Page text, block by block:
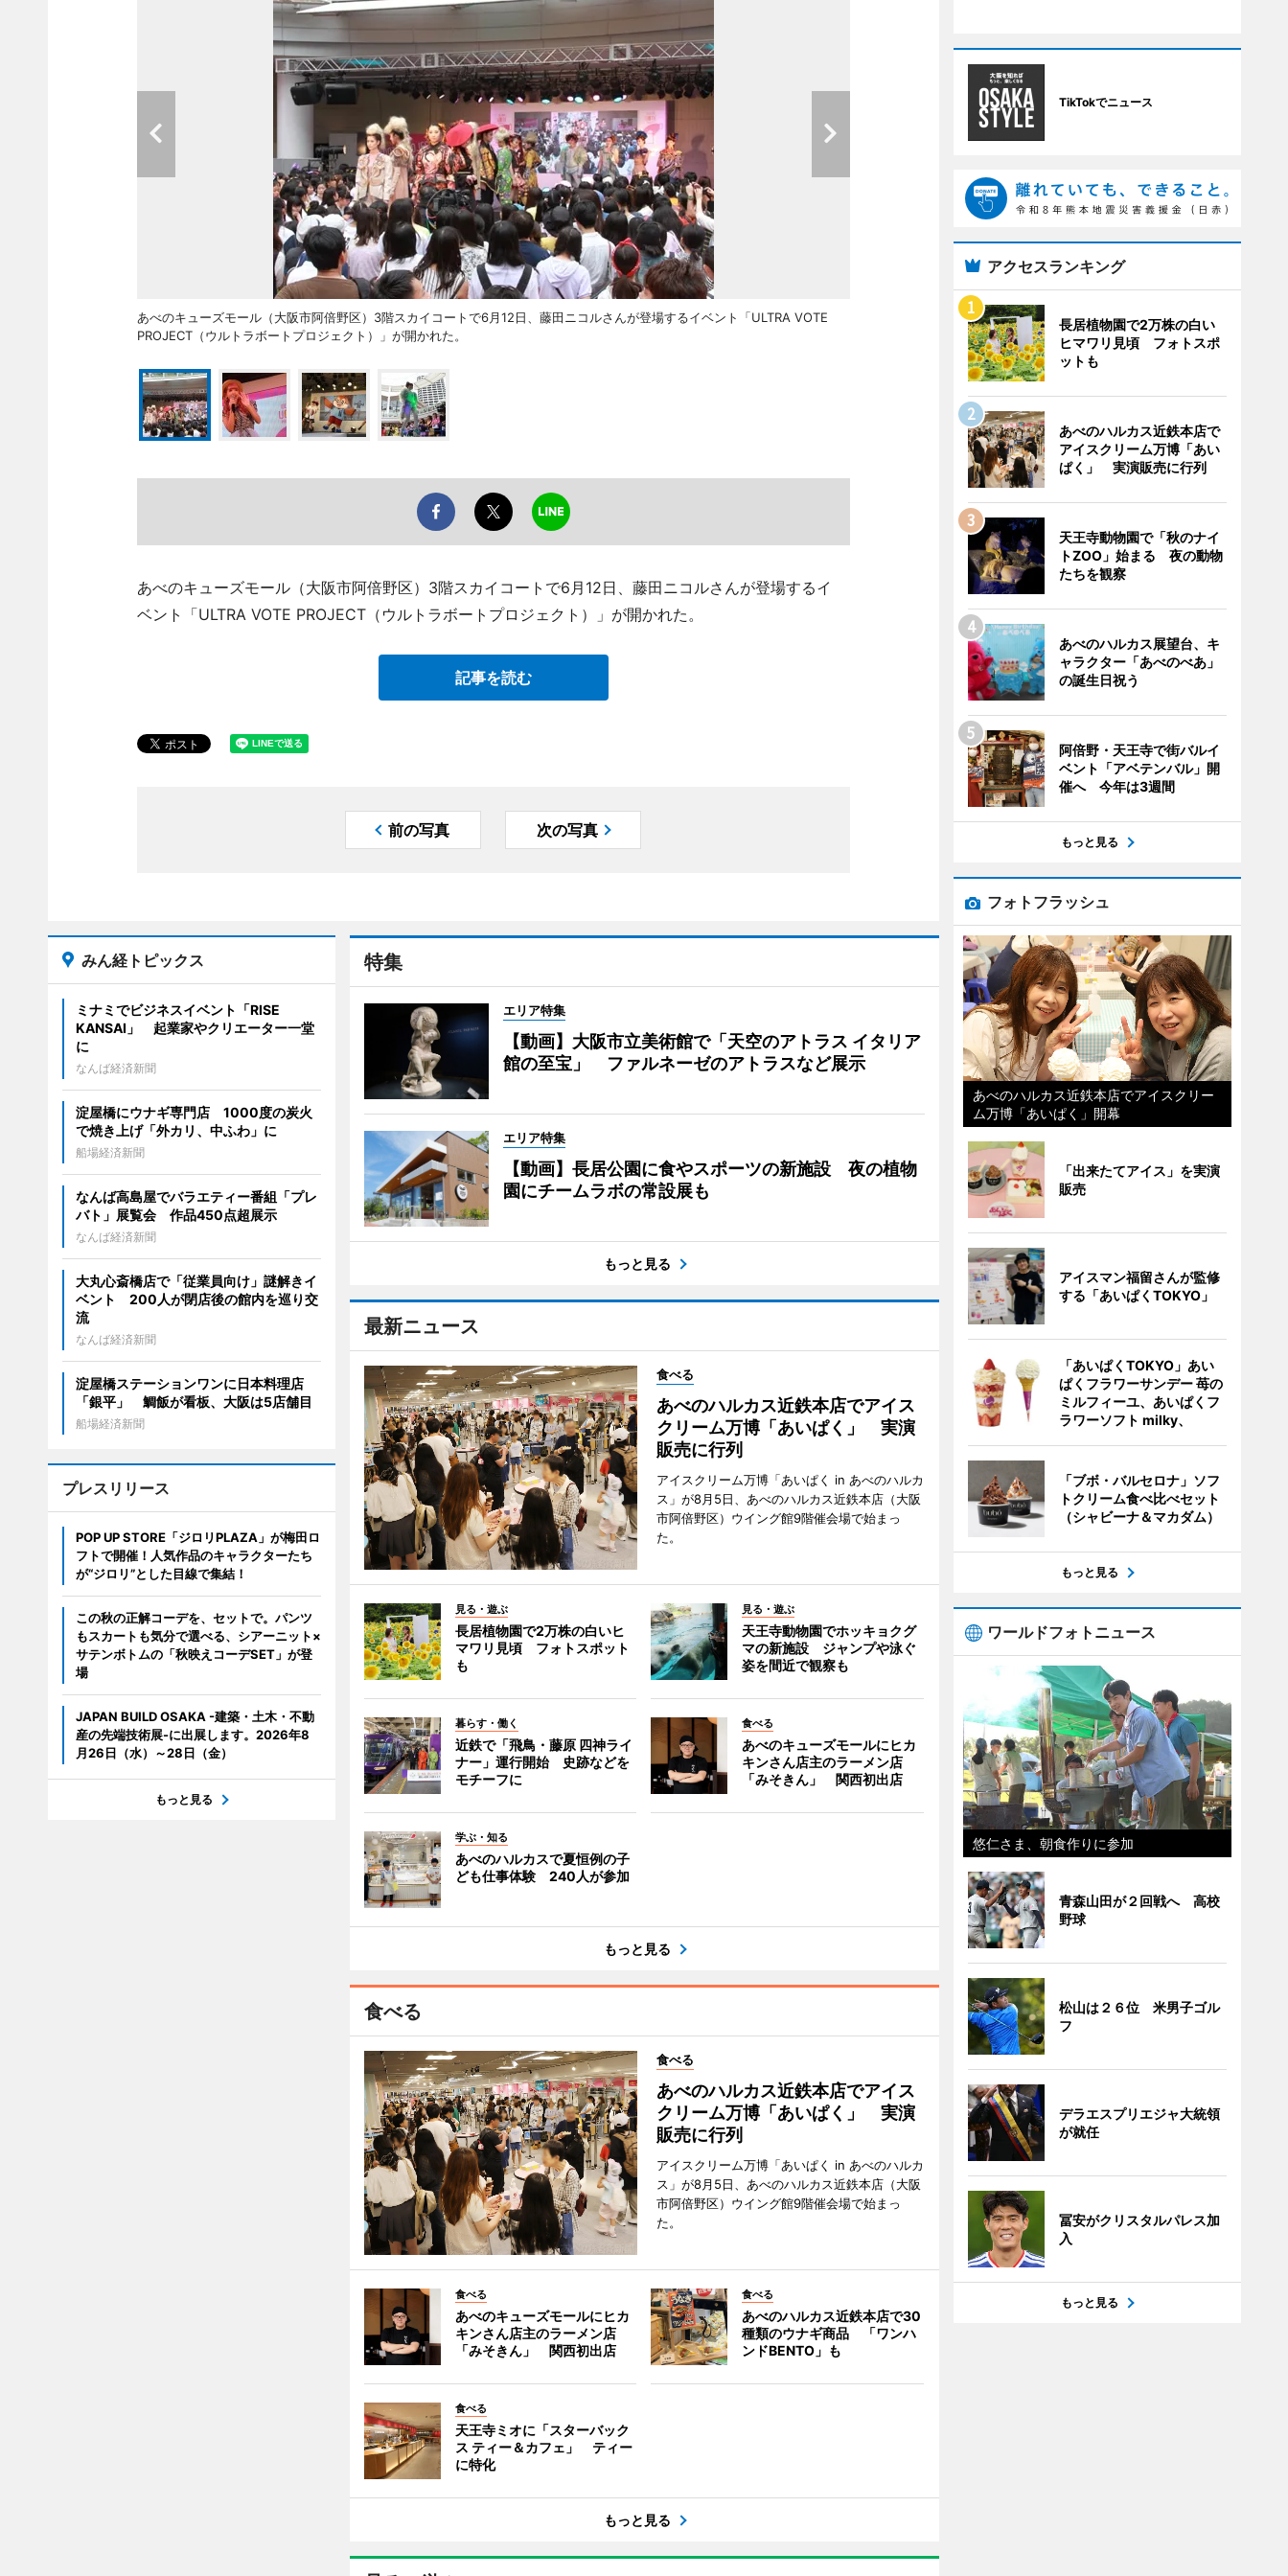
あべのキューズモール（大阪市阿倍野区）3階スカイコートで6月12日、藤田ニコルさんが登場するイベント「ULTRA VOTE
PROJECT（ウルトラボートプロジェクト）」が開かれた。
あべのキューズモール（大阪市阿倍野区）3階スカイコートで6月12日、藤田ニコルさんが登場するイ
ベント「ULTRA VOTE PROJECT（ウルトラボートプロジェクト）」が開かれた。
記事を読む
前の写真 次の写真
特集
エリア特集
【動画】大阪市立美術館で「天空のアトラス イタリア
館の至宝」 ファルネーゼのアトラスなど展示
エリア特集
【動画】長居公園に食やスポーツの新施設 夜の植物
園にチームラボの常設展も
もっと見る
最新ニュース
食べる
あべのハルカス近鉄本店でアイス
クリーム万博「あいぱく」 実演
販売に行列
アイスクリーム万博「あいぱく in あべのハルカ
ス」が8月5日、あべのハルカス近鉄本店（大阪
市阿倍野区）ウイング館9階催会場で始まっ
た。
見る・遊ぶ
長居植物園で2万株の白いヒ
マワリ見頃 フォトスポット
も
見る・遊ぶ
天王寺動物園でホッキョクグ
マの新施設 ジャンプや泳ぐ
姿を間近で観察も
暮らす・働く
近鉄で「飛鳥・藤原 四神ライ
ナー」運行開始 史跡などを
モチーフに
食べる
あべのキューズモールにヒカ
キンさん店主のラーメン店
「みそきん」 関西初出店
学ぶ・知る
あべのハルカスで夏恒例の子
ども仕事体験 240人が参加
もっと見る
食べる
食べる
あべのハルカス近鉄本店でアイス
クリーム万博「あいぱく」 実演
販売に行列
アイスクリーム万博「あいぱく in あべのハルカ
ス」が8月5日、あべのハルカス近鉄本店（大阪
市阿倍野区）ウイング館9階催会場で始まっ
た。
食べる
あべのキューズモールにヒカ
キンさん店主のラーメン店
「みそきん」 関西初出店
食べる
あべのハルカス近鉄本店で30
種類のウナギ商品 「ワンハ
ンドBENTO」も
食べる
天王寺ミオに「スターバック
ス ティー＆カフェ」 ティー
に特化
もっと見る
みん経トピックス
ミナミでビジネスイベント「RISE
KANSAI」 起業家やクリエーター一堂
に
なんば経済新聞
淀屋橋にウナギ専門店 1000度の炭火
で焼き上げ「外カリ、中ふわ」に
船場経済新聞
なんば高島屋でバラエティー番組「プレ
バト」展覧会 作品450点超展示
なんば経済新聞
大丸心斎橋店で「従業員向け」謎解きイ
ベント 200人が閉店後の館内を巡り交
流
なんば経済新聞
淀屋橋ステーションワンに日本料理店
「銀平」 鯛飯が看板、大阪は5店舗目
船場経済新聞
プレスリリース
POP UP STORE「ジロリPLAZA」が梅田ロ
フトで開催！人気作品のキャラクターたち
が“ジロリ”とした目線で集結！
この秋の正解コーデを、セットで。パンツ
もスカートも気分で選べる、シアーニット×
サテンボトムの「秋映えコーデSET」が登
場
JAPAN BUILD OSAKA -建築・土木・不動
産の先端技術展-に出展します。2026年8
月26日（水）～28日（金）
もっと見る
TikTokでニュース
アクセスランキング
長居植物園で2万株の白い
ヒマワリ見頃 フォトスポ
ットも
あべのハルカス近鉄本店で
アイスクリーム万博「あい
ぱく」 実演販売に行列
天王寺動物園で「秋のナイ
トZOO」始まる 夜の動物
たちを観察
あべのハルカス展望台、キ
ャラクター「あべのべあ」
の誕生日祝う
阿倍野・天王寺で街バルイ
ベント「アベテンバル」開
催へ 今年は3週間
もっと見る
フォトフラッシュ
あべのハルカス近鉄本店でアイスクリー
ム万博「あいぱく」開幕
「出来たてアイス」を実演
販売
アイスマン福留さんが監修
する「あいぱくTOKYO」
「あいぱくTOKYO」あい
ぱくフラワーサンデー 苺の
ミルフィーユ、あいぱくフ
ラワーソフト milky、
「ブボ・バルセロナ」ソフ
トクリーム食べ比べセット
（シャビーナ＆マカダム）
もっと見る
ワールドフォトニュース
悠仁さま、朝食作りに参加
青森山田が２回戦へ 高校
野球
松山は２６位 米男子ゴル
フ
デラエスプリエジャ大統領
が就任
冨安がクリスタルパレス加
入
もっと見る